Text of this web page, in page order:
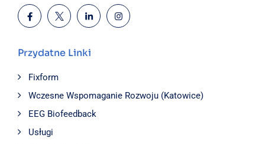
Przydatne Linki
Fixform
Wczesne Wspomaganie Rozwoju (Katowice)
EEG Biofeedback
Usługi